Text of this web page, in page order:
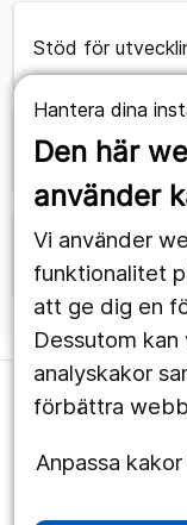
Hantera dina
Den här
använder
Vi använder
funktionalitet
att ge dig en
Dessutom
analyskakor
förbättra
Anpassa kakor
Stöd för
Om oss
Internationella
som är